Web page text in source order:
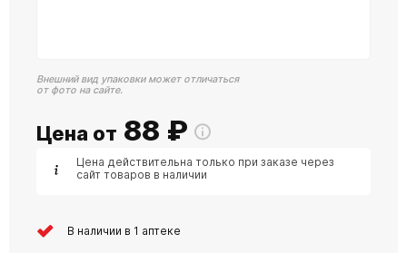
Внешний вид упаковки может отличаться
от фото на сайте.
Цена от 88 ₽
Цена действительна только при заказе через
сайт товаров в наличии
В наличии в 1 аптеке